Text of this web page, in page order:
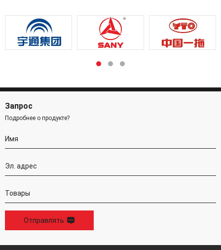
Запрос
Подробнее о продукте?
Отправлять